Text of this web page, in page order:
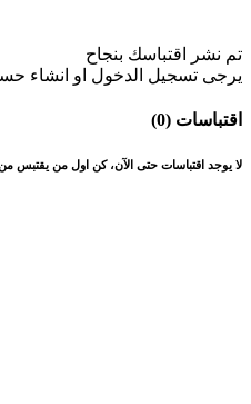
تم نشر اقتباسك بنجاح
يرجى تسجيل الدخول او انشاء
اقتباسات (0)
لا يوجد اقتباسات حتى الآن، كن اول من يقتبس من